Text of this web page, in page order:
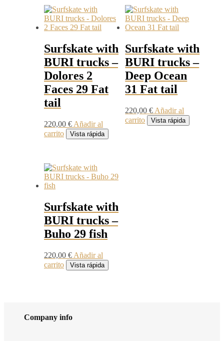
Surfskate with
BURI trucks –
Dolores 2
Faces 29 Fat
tail
220,00 € Añadir al
carrito
Vista rápida
Surfskate with
BURI trucks –
Deep Ocean
31 Fat tail
220,00€ Añadir al
carrito
Vista rápida
Surfskate with
BURI trucks –
Buho 29 fish
220,00 € Añadir al
carrito
Vista rápida
Company info